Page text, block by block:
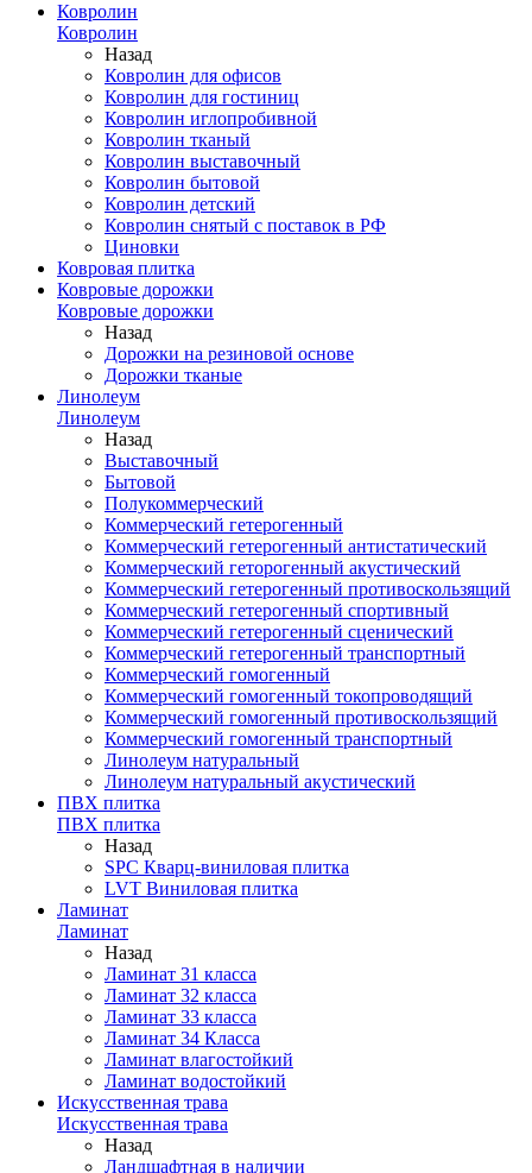
Ковролин
Ковролин
Назад
Ковролин для офисов
Ковролин для гостиниц
Ковролин иглопробивной
Ковролин тканый
Ковролин выставочный
Ковролин бытовой
Ковролин детский
Ковролин снятый с поставок в РФ
Циновки
Ковровая плитка
Ковровые дорожки
Ковровые дорожки
Назад
Дорожки на резиновой основе
Дорожки тканые
Линолеум
Линолеум
Назад
Выставочный
Бытовой
Полукоммерческий
Коммерческий гетерогенный
Коммерческий гетерогенный антистатический
Коммерческий геторогенный акустический
Коммерческий гетерогенный противоскользящий
Коммерческий гетерогенный спортивный
Коммерческий гетерогенный сценический
Коммерческий гетерогенный транспортный
Коммерческий гомогенный
Коммерческий гомогенный токопроводящий
Коммерческий гомогенный противоскользящий
Коммерческий гомогенный транспортный
Линолеум натуральный
Линолеум натуральный акустический
ПВХ плитка
ПВХ плитка
Назад
SPC Кварц-виниловая плитка
LVT Виниловая плитка
Ламинат
Ламинат
Назад
Ламинат 31 класса
Ламинат 32 класса
Ламинат 33 класса
Ламинат 34 Класса
Ламинат влагостойкий
Ламинат водостойкий
Искусственная трава
Искусственная трава
Назад
Ландшафтная в наличии